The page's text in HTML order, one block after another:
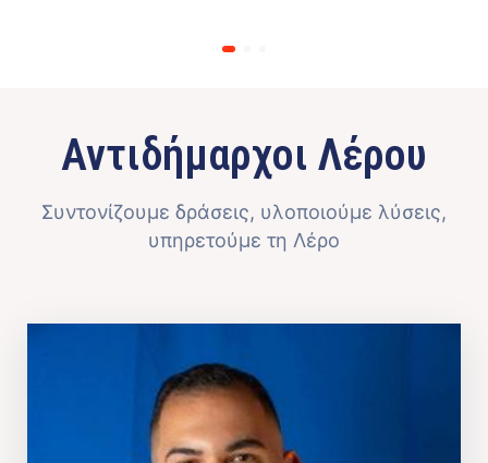
Αντιδήμαρχοι Λέρου
Συντονίζουμε δράσεις, υλοποιούμε λύσεις,
υπηρετούμε τη Λέρο